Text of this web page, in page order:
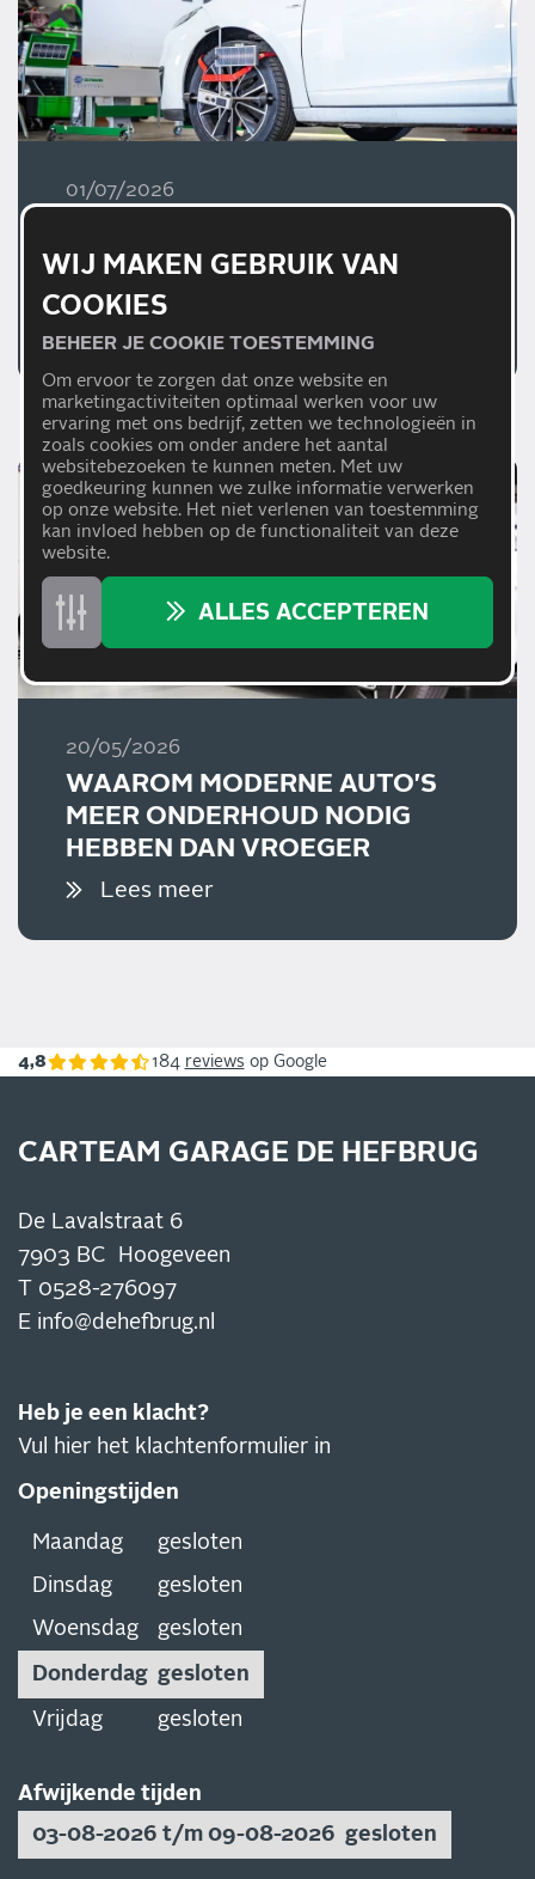
01/07/2026
AFSTELLING VAN
RIJHULPSYSTEMEN
Lees meer
20/05/2026
WAAROM MODERNE AUTO'S
MEER ONDERHOUD NODIG
HEBBEN DAN VROEGER
Lees meer
4,8 184 reviews op Google
CARTEAM GARAGE DE HEFBRUG
De Lavalstraat 6
7903 BC Hoogeveen
T 0528-276097
E info@dehefbrug.nl
Heb je een klacht?
Vul hier het klachtenformulier in
Openingstijden
Maandag
gesloten
Dinsdag
gesloten
Woensdag
gesloten
Donderdag gesloten
Vrijdag gesloten
Afwijkende tijden
03-08-2026 t/m 09-08-2026 gesloten
WIJ MAKEN GEBRUIK VAN
COOKIES
BEHEER JE COOKIE TOESTEMMING
Om ervoor te zorgen dat onze website en
marketingactiviteiten optimaal werken voor uw
ervaring met ons bedrijf, zetten we technologieën in
zoals cookies om onder andere het aantal
websitebezoeken te kunnen meten. Met uw
goedkeuring kunnen we zulke informatie verwerken
op onze website. Het niet verlenen van toestemming
kan invloed hebben op de functionaliteit van deze
website.
ALLES ACCEPTEREN